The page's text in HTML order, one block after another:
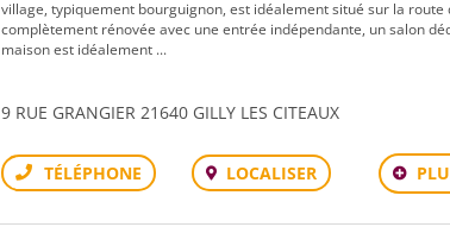
village, typiquement bourguignon, est idéalement situé sur la
complètement rénovée avec une entrée indépendante, un salon
maison est idéalement ...
9 RUE GRANGIER 21640 GILLY LES CITEAUX
Téléphone LOCALISER